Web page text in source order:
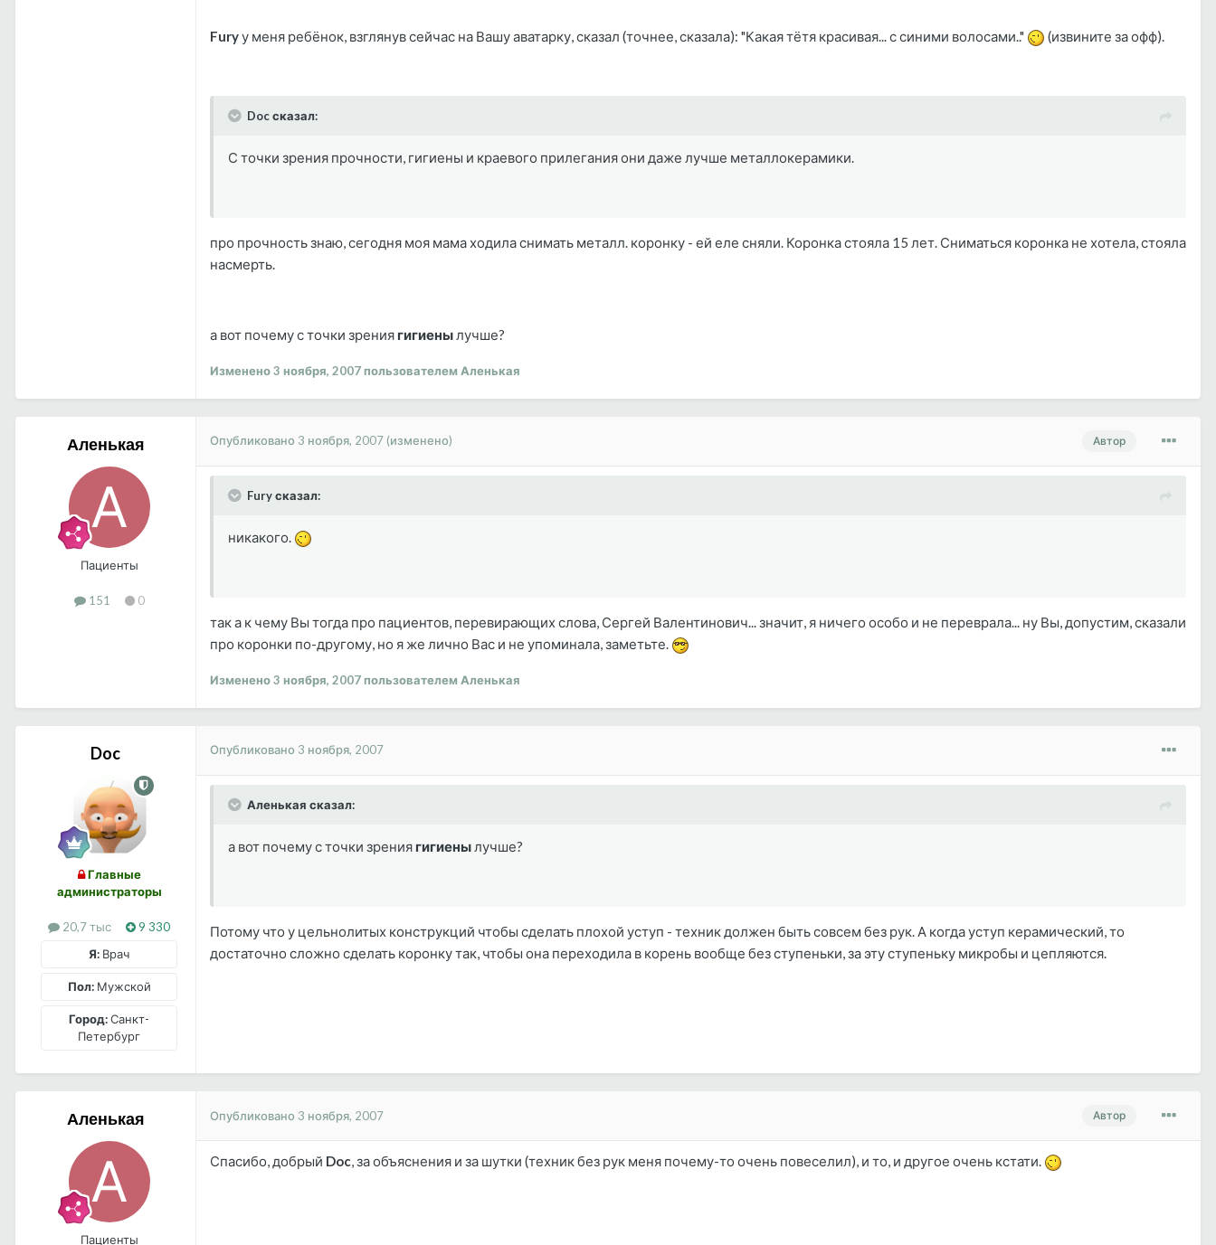
Furyу меня ребёнок, взглянув сейчас на Вашу аватарку, сказал (точнее, сказала): "Какая тётя красивая... с синими волосами.." (извините за офф).
Doc сказал:
С точки зрения прочности, гигиены и краевого прилегания они даже лучше металлокерамики.
про прочность знаю, сегодня моя мама ходила снимать металл. коронку - ей еле сняли. Коронка стояла 15 лет. Сниматься коронка не хотела, стояла
насмерть.
а вот почему с точки зрения гигиены лучше?
Изменено3 ноября, 2007пользователем Аленькая
Аленькая
Пациенты
151 0
Автор
Опубликовано 3 ноября, 2007 (изменено)
Fury сказал:
никакого.
так а к чему Вы тогда про пациентов, перевирающих слова, Сергей Валентинович... значит, я ничего особо и не переврала... ну Вы, допустим, сказали
про коронки по-другому, но я же лично Вас и не упоминала, заметьте.
Изменено3 ноября, 2007пользователем Аленькая
Doc
Главные
администраторы
20,7 тыс
9 330
Я: Врач
Пол:Мужской
Город:Санкт-
Петербург
Опубликовано 3 ноября, 2007
Аленькая сказал:
а вот почему с точки зрения гигиены лучше?
Потому что у цельнолитых конструкций чтобы сделать плохой уступ - техник должен быть совсем без рук. А когда уступ керамический, то
достаточно сложно сделать коронку так, чтобы она переходила в корень вообще без ступеньки, за эту ступеньку микробы и цепляются.
Аленькая
Пациенты
Автор
Опубликовано 3 ноября, 2007
Спасибо, добрый Doc, за объяснения и за шутки (техник без рук меня почему-то очень повеселил), и то, и другое очень кстати.